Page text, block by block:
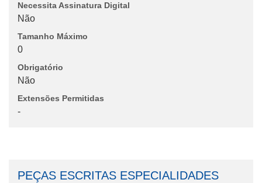
Necessita Assinatura Digital
Não
Tamanho Máximo
0
Obrigatório
Não
Extensões Permitidas
-
PEÇAS ESCRITAS ESPECIALIDADES